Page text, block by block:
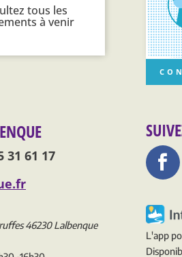
tous les
à venir
31 61 17
46230 Lalbenque
L'app